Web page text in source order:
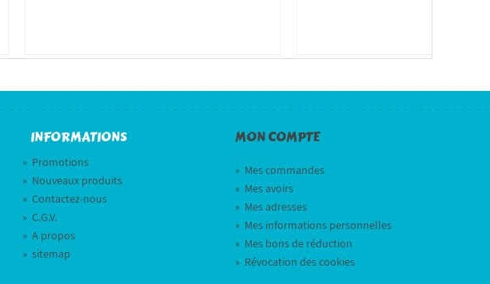
INFORMATIONS
» Promotions
» Nouveaux produits
» Contactez-nous
» C.G.V.
» A propos
» sitemap
MON COMPTE
» Mes commandes
» Mes avoirs
» Mes adresses
» Mes informations personnelles
» Mes bons de réduction
» Révocation des cookies